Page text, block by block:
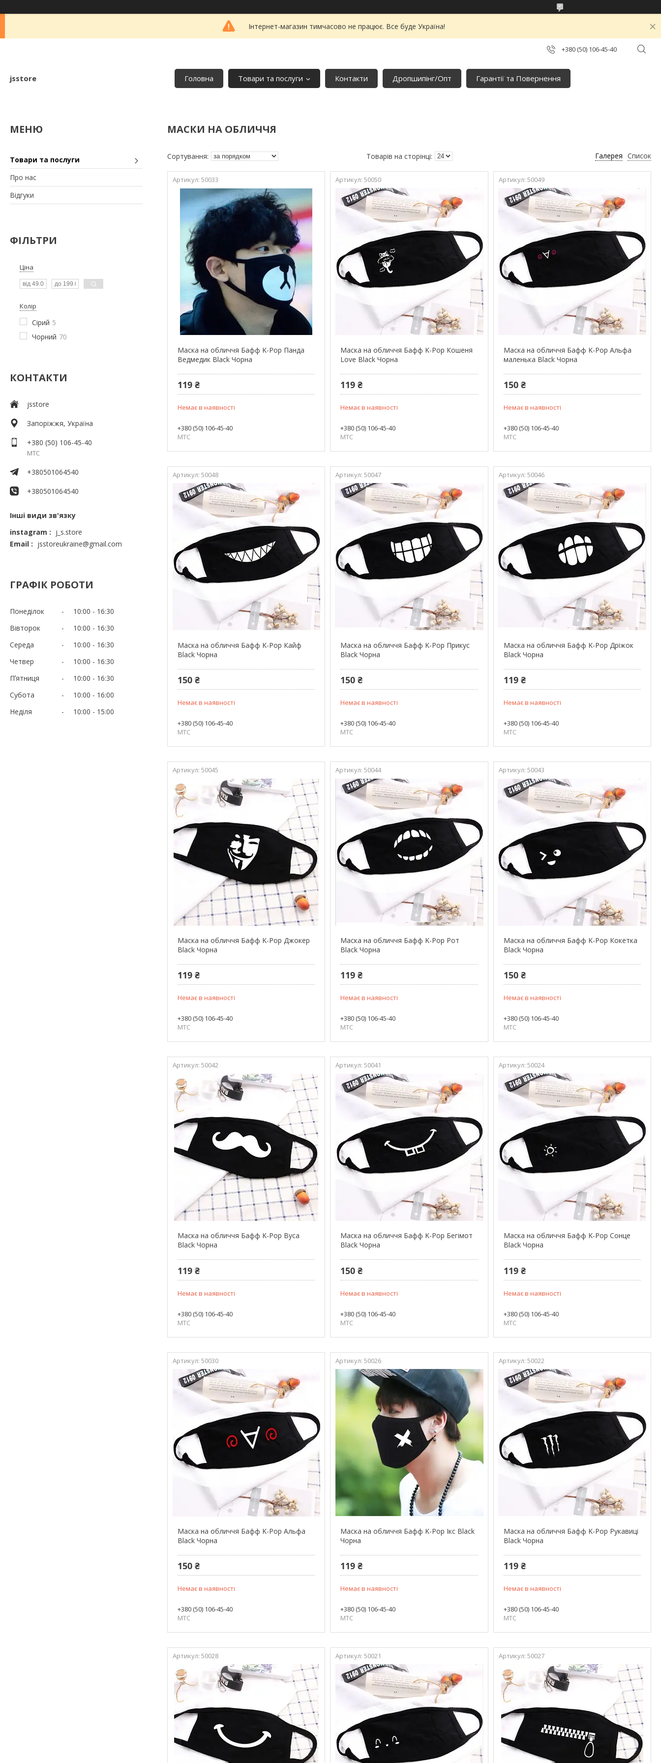
Інтернет-магазин тимчасово не працює. Все буде Україна!
+380 (50) 106-45-40
jsstore Головна Товари та послуги Контакти Дропшипінг/Опт Гарантії та Повернення
Товари та послуги
Про нас
Відгуки
ФІЛЬТРИ
Ціна
Колір
Сірий 5
Чорний 70
КОНТАКТИ
jsstore
Запоріжжя, Україна
+380 (50) 106-45-40
МТС
+380501064540
+380501064540
Інші види зв'язку
instagram
j_s.store
Email
jsstoreukraine@gmail.com
ГРАФІК РОБОТИ
Понеділок 10:00
16:30
Вівторок
10:00
16:30
Середа
10:00
16:30
Четвер
10:00
16:30
Пʼятниця
10:00
16:30
Субота
10:00
16:00
Неділя
10:00 15:00
МАСКИ НА ОБЛИЧЧЯ
Галерея Список
50033
Маска на обличчя Бафф K-Pop Панда
Ведмедик Black Чорна
119 ₴
Немає в наявності
+380 (50) 106-45-40
МТС
50050
Маска на обличчя Бафф K-Pop Кошеня
Love Black Чорна
119 ₴
Немає в наявності
+380 (50) 106-45-40
МТС
50049
Маска на обличчя Бафф K-Pop Альфа
маленька Black Чорна
150 ₴
Немає в наявності
+380 (50) 106-45-40
МТС
50048
Маска на обличчя Бафф K-Pop Кайф
Black Чорна
150 ₴
Немає в наявності
+380 (50) 106-45-40
МТС
50047
Маска на обличчя Бафф K-Pop Прикус
Black Чорна
150 ₴
Немає в наявності
+380 (50) 106-45-40
МТС
50046
Маска на обличчя Бафф K-Pop Дріжок
Black Чорна
119 ₴
Немає в наявності
+380 (50) 106-45-40
МТС
50045
Маска на обличчя Бафф K-Pop Джокер
Black Чорна
119 ₴
Немає в наявності
+380 (50) 106-45-40
МТС
50044
Маска на обличчя Бафф K-Pop Рот
Black Чорна
119 ₴
Немає в наявності
+380 (50) 106-45-40
МТС
50043
Маска на обличчя Бафф K-Pop Кокетка
Black Чорна
150 ₴
Немає в наявності
+380 (50) 106-45-40
МТС
50042
Маска на обличчя Бафф K-Pop Вуса
Black Чорна
119 ₴
Немає в наявності
+380 (50) 106-45-40
МТС
50041
Маска на обличчя Бафф K-Pop Бегімот
Black Чорна
150 ₴
Немає в наявності
+380 (50) 106-45-40
МТС
50024
Маска на обличчя Бафф K-Pop Сонце
Black Чорна
119 ₴
Немає в наявності
+380 (50) 106-45-40
МТС
50030
Маска на обличчя Бафф K-Pop Альфа
Black Чорна
150 ₴
Немає в наявності
+380 (50) 106-45-40
МТС
50026
Маска на обличчя Бафф K-Pop Ікс Black
Чорна
119 ₴
Немає в наявності
+380 (50) 106-45-40
МТС
50022
Маска на обличчя Бафф K-Pop Рукавиці
Black Чорна
119 ₴
Немає в наявності
+380 (50) 106-45-40
МТС
50028 50021 50027